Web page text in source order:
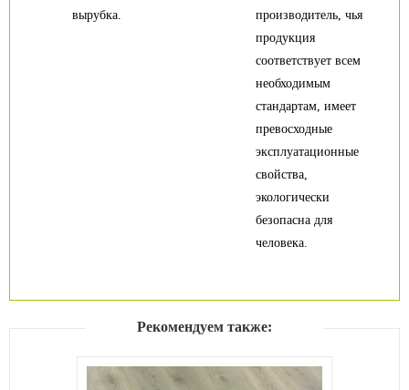
вырубка.
производитель, чья
продукция
соответствует всем
необходимым
стандартам, имеет
превосходные
эксплуатационные
свойства,
экологически
безопасна для
человека.
Рекомендуем также: